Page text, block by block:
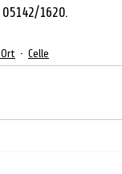
1620.
Celle